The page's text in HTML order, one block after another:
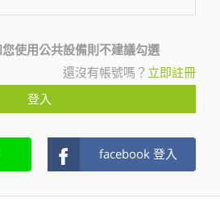
使用公共設備則不建議勾選
還沒有帳號嗎？ 立即註冊
登入
facebook 登入